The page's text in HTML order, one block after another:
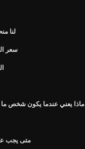
لنا
سعر
ماذا يعني عندما يكون شخص ما
متى يجب